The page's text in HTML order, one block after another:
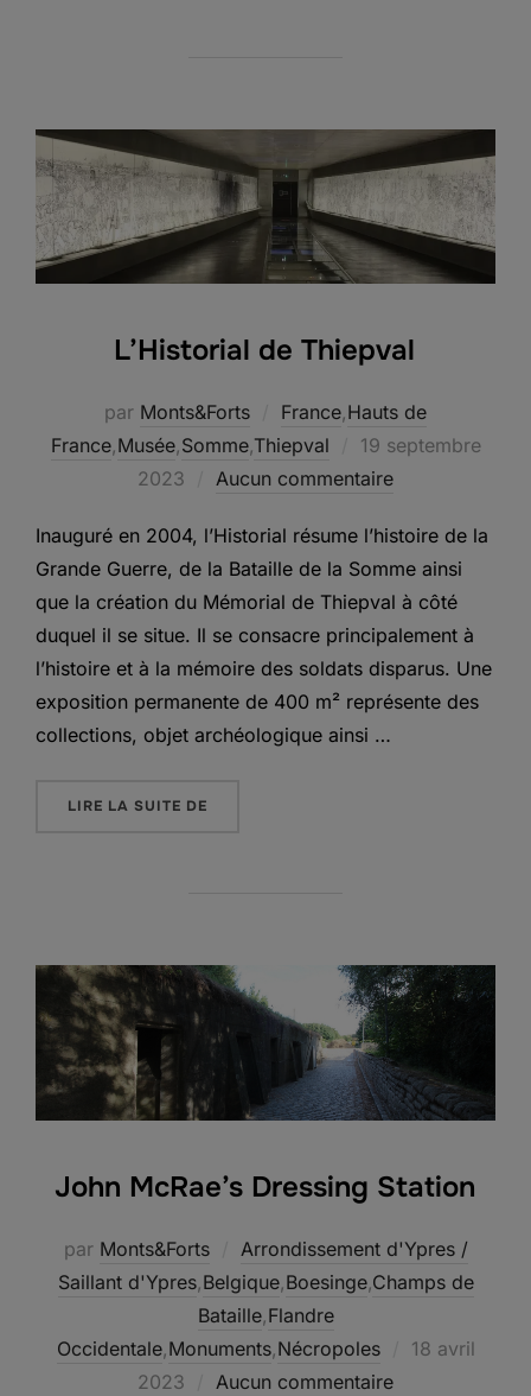
L’Historial de Thiepval
par Monts&Forts France,Hauts de
France,Musée,Somme,Thiepval
Publié
le
19 septembre
2023
Aucun commentaire
Inauguré en 2004, l’Historial résume l’histoire de la
Grande Guerre, de la Bataille de la Somme ainsi
que la création du Mémorial de Thiepval à côté
duquel il se situe. Il se consacre principalement à
l’histoire et à la mémoire des soldats disparus. Une
exposition permanente de 400 m² représente des
collections, objet archéologique ainsi …
LIRE LA SUITE DE
John McRae’s Dressing Station
par Monts&Forts
Arrondissement d'Ypres /
Saillant d'Ypres,Belgique,Boesinge,Champs de
Bataille,Flandre
Occidentale,Monuments,Nécropoles
Publié
18 avril
2023
Aucun commentaire